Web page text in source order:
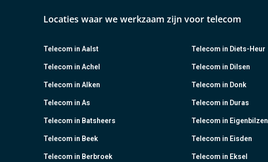
Locaties waar we werkzaam zijn voor telecom
Telecom in Aalst
Telecom in Achel
Telecom in Alken
Telecom in As
Telecom in Batsheers
Telecom in Beek
Telecom in Berbroek
Telecom in Diets-Heur
Telecom in Dilsen
Telecom in Donk
Telecom in Duras
Telecom in Eigenbilzen
Telecom in Eisden
Telecom in Eksel